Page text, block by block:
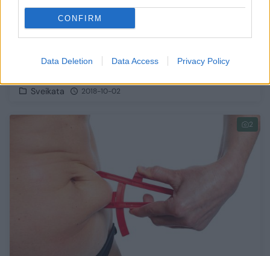
CONFIRM
Data Deletion Data Access Privacy Policy
Kodėl verta kasdien suvalgyti bent po 10
Sveikata 2018-10-02
2